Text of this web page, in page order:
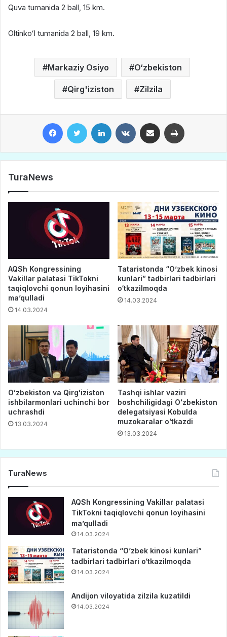
Quva tumanida 2 ball, 15 km.
Oltinkoʻl tumanida 2 ball, 19 km.
Markaziy Osiyo O‘zbekiston
Qirg'iziston Zilzila
TuraNews
AQSh Kongressining
Vakillar palatasi TikTokni
taqiqlovchi qonun loyihasini
ma’qulladi
14.03.2024
Tataristonda “O’zbek kinosi
kunlari” tadbirlari tadbirlari
o‘tkazilmoqda
14.03.2024
Oʻzbekiston va Qirgʻiziston
ishbilarmonlari uchinchi bor
uchrashdi
13.03.2024
Tashqi ishlar vaziri
boshchiligidagi Oʻzbekiston
delegatsiyasi Kobulda
muzokaralar oʻtkazdi
13.03.2024
TuraNews
AQSh Kongressining Vakillar palatasi
TikTokni taqiqlovchi qonun loyihasini
ma’qulladi
14.03.2024
Tataristonda “O’zbek kinosi kunlari”
tadbirlari tadbirlari o‘tkazilmoqda
14.03.2024
Andijon viloyatida zilzila kuzatildi
14.03.2024